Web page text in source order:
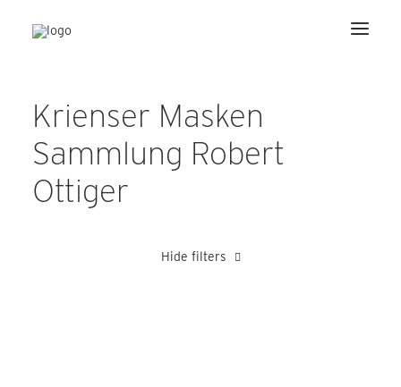
Krienser Masken
Sammlung Robert
Ottiger
Hide filters